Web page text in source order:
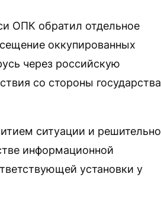
ОПК обратил отдельное
оккупированных
через российскую
со стороны государства
ситуации и решительно
информационной
установки у